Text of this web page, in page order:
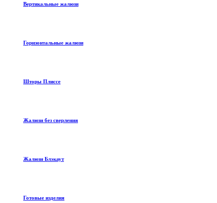
Вертикальные жалюзи
Горизонтальные жалюзи
Шторы Плиссе
Жалюзи без сверления
Жалюзи Блэкаут
Готовые изделия